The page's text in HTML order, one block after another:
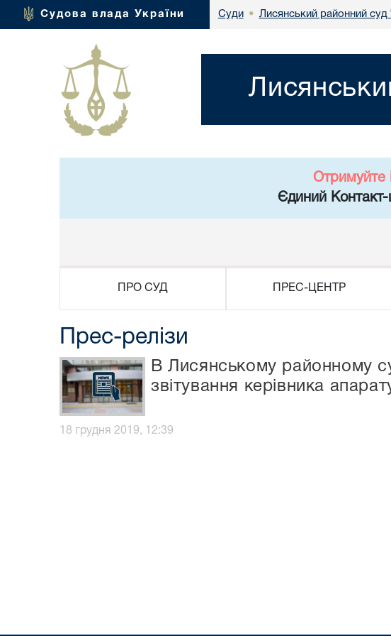
Судова влада України Суди • Лисянський районний суд
Отримуйте
Єдиний Контакт-
ПРО СУД ПРЕС-ЦЕНТР
Прес-релізи
В Лисянському районному
звітування керівника
18 грудня 2019, 12:39